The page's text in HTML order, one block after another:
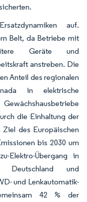
auf.
Belt, da Betriebe mit
Geräte und
anstreben. Die
Anteil des regionalen
in elektrische
die Einhaltung der
Ziel des Europäischen
bis 2030 um
Elektro-Übergang in
Deutschland und
und Lenkautomatik-
42 % der